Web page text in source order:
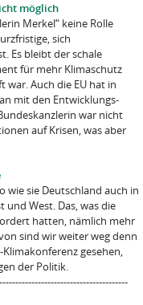
möglich
Merkel“ keine Rolle
sich
Es bleibt der schale
für mehr Klimaschutz
Auch die EU hat in
mit den Entwicklungs-
war nicht
auf Krisen, was aber
sie Deutschland auch in
und West. Das, was die
hatten, nämlich mehr
sind wir weiter weg denn
gesehen,
der Politik.